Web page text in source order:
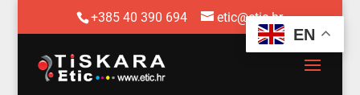
+385 40 390 694 etic@etic.hr
EN